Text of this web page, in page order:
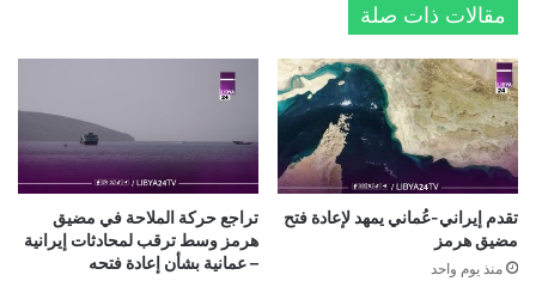
مقالات ذات صلة
تقدم إيراني-عُماني يمهد لإعادة فتح
مضيق هرمز
منذ يوم واحد
تراجع حركة الملاحة في مضيق
هرمز وسط ترقب لمحادثات إيرانية
– عمانية بشأن إعادة فتحه